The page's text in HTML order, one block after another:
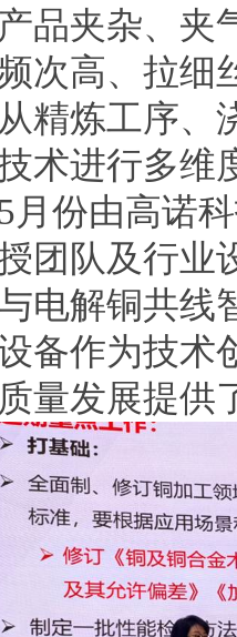
品夹杂、夹
次高、拉细
精炼工序、
术进行多维
月份由高诺
团队及行业
电解铜共线
备作为技术
量发展提供